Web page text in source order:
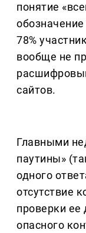
понятие
78%
вообще не
сайтов.
Главными
паутины»
одного
отсутствие
проверки ее
опасного